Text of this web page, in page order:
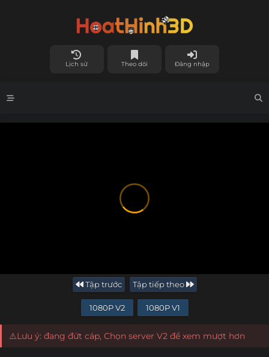
Lịch sử Theo dõi Đăng nhập
Tập trước Tập tiếp theo
1080P V2 1080P V1
⚠️Lưu ý: đang đứt cáp, Chọn server V2 để xem mượt hơn